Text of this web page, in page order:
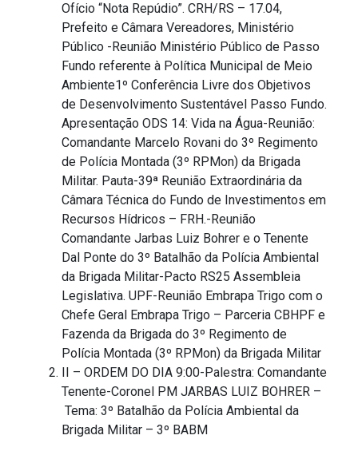
Ofício “Nota Repúdio”. CRH/RS – 17.04,
Prefeito e Câmara Vereadores, Ministério
Público -Reunião Ministério Público de Passo
Fundo referente à Política Municipal de Meio
Ambiente1º Conferência Livre dos Objetivos
de Desenvolvimento Sustentável Passo Fundo.
Apresentação ODS 14: Vida na Água-Reunião:
Comandante Marcelo Rovani do 3º Regimento
de Polícia Montada (3º RPMon) da Brigada
Militar. Pauta-39ª Reunião Extraordinária da
Câmara Técnica do Fundo de Investimentos em
Recursos Hídricos – FRH.-Reunião
Comandante Jarbas Luiz Bohrer e o Tenente
Dal Ponte do 3º Batalhão da Polícia Ambiental
da Brigada Militar-Pacto RS25 Assembleia
Legislativa. UPF-Reunião Embrapa Trigo com o
Chefe Geral Embrapa Trigo – Parceria CBHPF e
Fazenda da Brigada do 3º Regimento de
Polícia Montada (3º RPMon) da Brigada Militar
II – ORDEM DO DIA 9:00-Palestra: Comandante
Tenente-Coronel PM JARBAS LUIZ BOHRER –
Tema: 3º Batalhão da Polícia Ambiental da
Brigada Militar – 3º BABM